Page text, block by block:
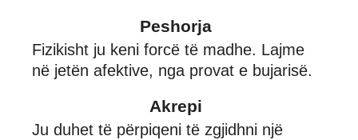
Peshorja
Fizikisht ju keni forcë të madhe. Lajme
në jetën afektive, nga provat e bujarisë.
Akrepi
Ju duhet të përpiqeni të zgjidhni një